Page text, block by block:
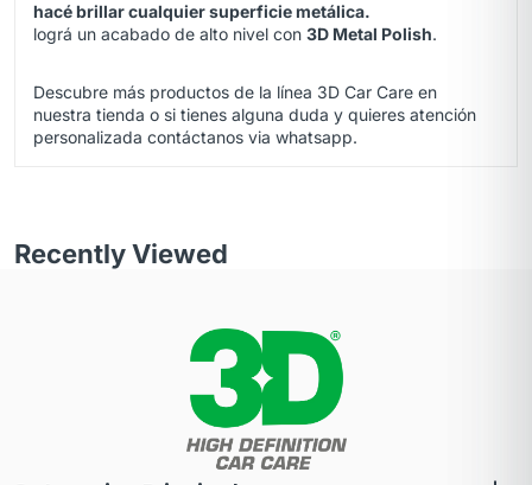
hacé brillar cualquier superficie metálica.
lográ un acabado de alto nivel con 3D Metal Polish.
Descubre más productos de la línea 3D Car Care en
nuestra tienda o si tienes alguna duda y quieres atención
personalizada contáctanos via whatsapp.
Recently Viewed